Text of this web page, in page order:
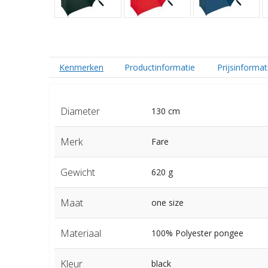
Kenmerken Productinformatie
Diameter 130 cm
Merk Fare
Gewicht 620 g
Maat one size
Materiaal 100% Polyester pongee
Kleur black